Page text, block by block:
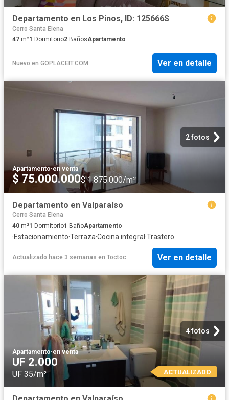
Departamento en Los Pinos, ID: 125666S
Cerro Santa Elena
47 m²1 Dormitorio2 BañosApartamento
Nuevo en GOPLACEIT.COM Ver en detalle
2 fotos
Apartamento·en venta
$ 75.000.000$ 1.875.000/m²
Departamento en Valparaíso
Cerro Santa Elena
40 m²1 Dormitorio1 BañoApartamento
·Estacionamiento·Terraza·Cocina integral·Trastero
Actualizado hace 3 semanas en Toctoc Ver en detalle
4 fotos
Apartamento·en venta
UF 2.000
UF 35/m² ACTUALIZADO